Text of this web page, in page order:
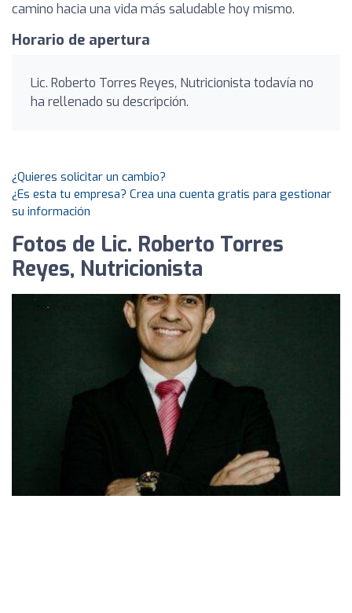
camino hacia una vida más saludable hoy mismo.
Horario de apertura
Lic. Roberto Torres Reyes, Nutricionista todavía no
ha rellenado su descripción.
¿Quieres solicitar un cambio?
¿Es esta tu empresa? Crea una cuenta gratis para gestionar
su información
Fotos de Lic. Roberto Torres
Reyes, Nutricionista